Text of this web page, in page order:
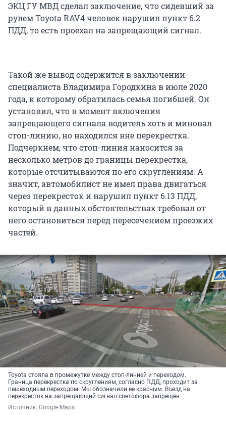
ЭКЦ ГУ МВД сделал заключение, что сидевший за
рулем Toyota RAV4 человек нарушил пункт 6.2
ПДД, то есть проехал на запрещающий сигнал.
Такой же вывод содержится в заключении
специалиста Владимира Городкина в июле 2020
года, к которому обратилась семья погибшей. Он
установил, что в момент включения
запрещающего сигнала водитель хоть и миновал
стоп-линию, но находился вне перекрестка.
Подчеркнем, что стоп-линия наносится за
несколько метров до границы перекрестка,
которые отсчитываются по его скруглениям. А
значит, автомобилист не имел права двигаться
через перекресток и нарушил пункт 6.13 ПДД,
который в данных обстоятельствах требовал от
него остановиться перед пересечением проезжих
частей.
Toyota стояла в промежутке между стоп-линией и переходом.
Граница перекрестка по скруглениям, согласно ПДД, проходит за
пешеходным переходом. Мы обозначили ее красным. Въезд на
перекресток на запрещающий сигнал светофора запрещен
Источник: Google.Maps